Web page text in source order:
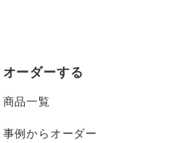
オーダーする
商品一覧
事例からオーダー